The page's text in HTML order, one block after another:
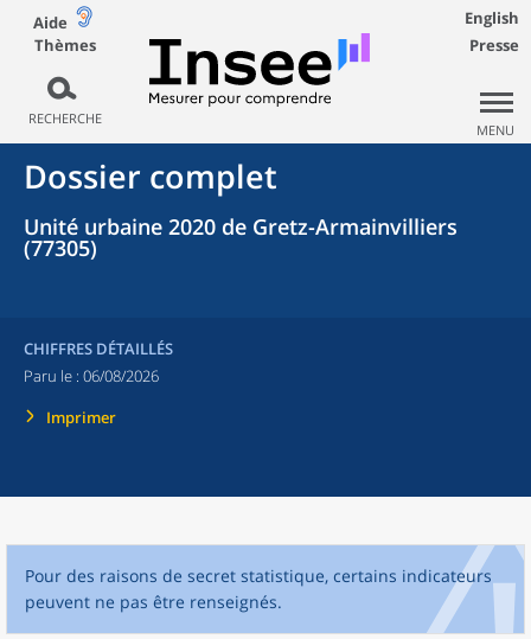
Aide
Thèmes
RECHERCHE
English
Presse
MENU
Dossier complet
Unité urbaine 2020 de Gretz-Armainvilliers
(77305)
CHIFFRES DÉTAILLÉS
Paru le : 06/08/2026
Imprimer
Pour des raisons de secret statistique, certains indicateurs
peuvent ne pas être renseignés.